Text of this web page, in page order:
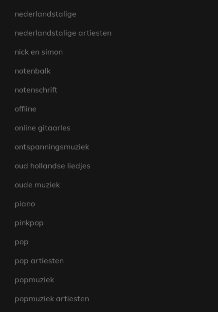
nederlandstalige
nederlandstalige artiesten
nick en simon
notenbalk
notenschrift
offline
online gitaarles
ontspanningsmuziek
oud hollandse liedjes
oude muziek
piano
pinkpop
pop
pop artiesten
popmuziek
popmuziek artiesten